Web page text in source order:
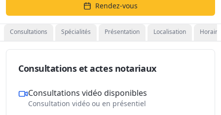
Rendez-vous
Consultations Spécialités Présentation Localisation
Consultations et actes notariaux
Consultations vidéo disponibles
Consultation vidéo ou en présentiel